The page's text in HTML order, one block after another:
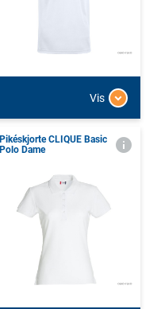
Vis
Pikéskjorte CLIQUE Basic
Polo Dame